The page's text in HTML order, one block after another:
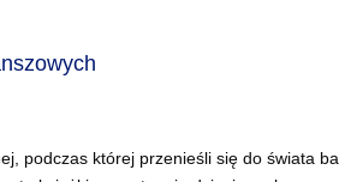
podczas której przenieśli się do świata